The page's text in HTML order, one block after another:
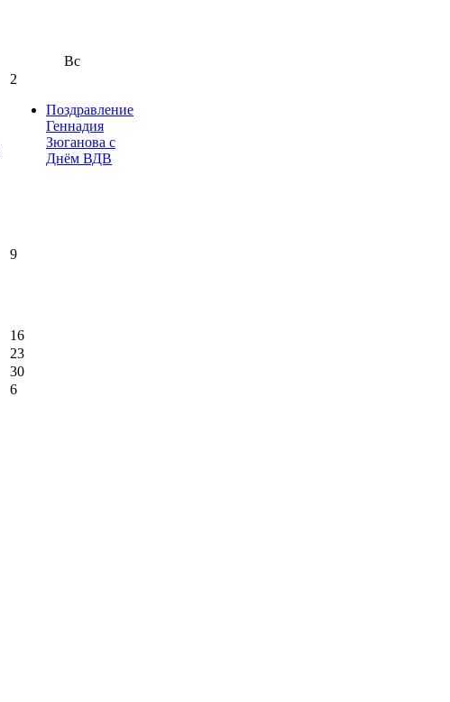
Вс
2
Поздравление
Геннадия
Зюганова с
Днём ВДВ
9
16
23
30
6